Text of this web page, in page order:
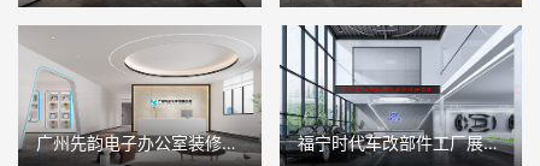
广州先韵电子办公室装修设计 福宁时代车改部件工厂展厅装修设计